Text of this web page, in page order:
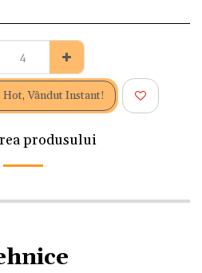
Vândut Instant!
produsului